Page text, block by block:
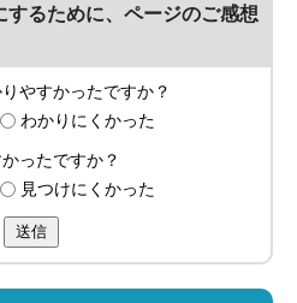
するために、ページのご感想
やすかったですか？
わかりにくかった
ったですか？
見つけにくかった
送信